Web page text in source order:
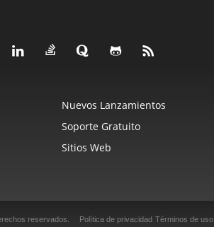
Nuevos Lanzamientos
Soporte Gratuito
Sitios Web
reservados. Política de privacidad Términos de uso